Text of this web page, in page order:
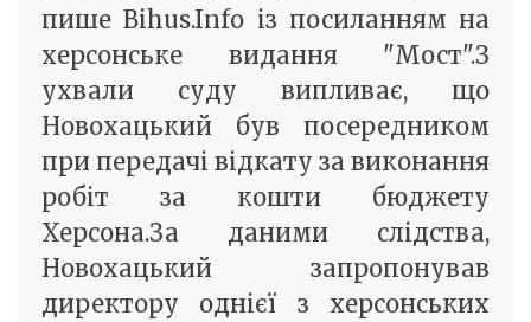
пише Bihus.Info із посиланням на
херсонське видання "Мост".З
ухвали суду випливає, що
Новохацький був посередником
при передачі відкату за виконання
робіт за кошти бюджету
Херсона.За даними слідства,
Новохацький запропонував
директору однієї з херсонських